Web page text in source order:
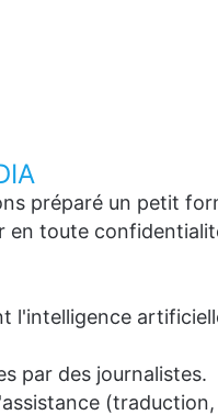
préparé un petit
en toute
l'intelligence
par des journalistes.